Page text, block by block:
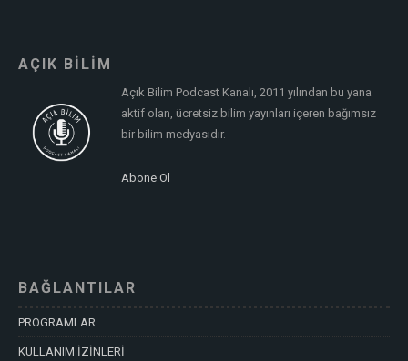
AÇIK BİLİM
Açık Bilim Podcast Kanalı, 2011 yılından bu yana
aktif olan, ücretsiz bilim yayınları içeren bağımsız
bir bilim medyasıdır.
Abone Ol
BAĞLANTILAR
PROGRAMLAR
KULLANIM İZİNLERİ